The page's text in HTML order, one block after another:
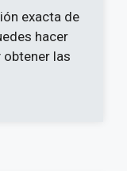
exacta de
hacer
obtener las